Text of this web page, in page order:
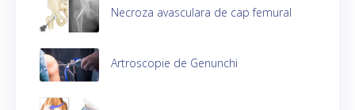
Necroza avasculara de cap femural
Artroscopie de Genunchi